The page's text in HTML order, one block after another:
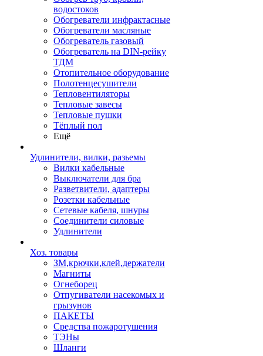
водостоков
Обогреватели инфрактасные
Обогреватели масляные
Обогреватель газовый
Обогреватель на DIN-рейку
ТДМ
Отопительное оборудование
Полотенцесушители
Тепловентиляторы
Тепловые завесы
Тепловые пушки
Тёплый пол
Ещё
Удлинители, вилки, разьемы
Вилки кабельные
Выключатели для бра
Разветвители, адаптеры
Розетки кабельные
Сетевые кабеля, шнуры
Соединители силовые
Удлинители
Хоз. товары
ЗМ,крючки,клей,держатели
Магниты
Огнеборец
Отпугиватели насекомых и
грызунов
ПАКЕТЫ
Средства пожаротушения
ТЭНы
Шланги